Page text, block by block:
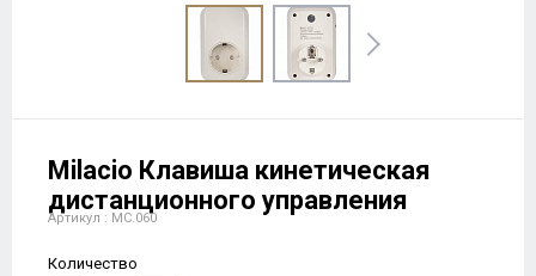
Milacio Клавиша кинетическая
дистанционного управления
Артикул : MC.060
Количество